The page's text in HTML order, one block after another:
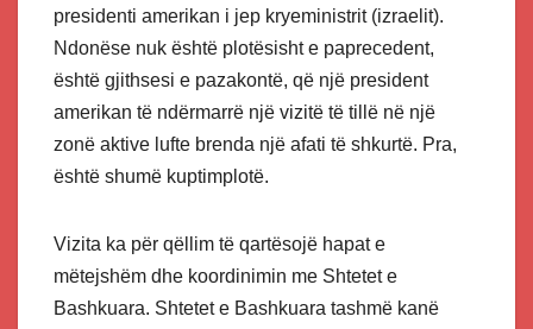
presidenti amerikan i jep kryeministrit (izraelit).
Ndonëse nuk është plotësisht e paprecedent,
është gjithsesi e pazakontë, që një president
amerikan të ndërmarrë një vizitë të tillë në një
zonë aktive lufte brenda një afati të shkurtë. Pra,
është shumë kuptimplotë.
Vizita ka për qëllim të qartësojë hapat e
mëtejshëm dhe koordinimin me Shtetet e
Bashkuara. Shtetet e Bashkuara tashmë kanë